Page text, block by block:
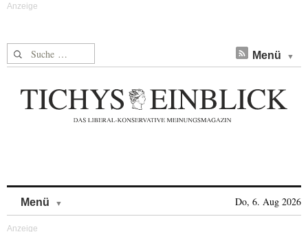
Suche nach: Menü
Menü Do, 6. Aug 2026